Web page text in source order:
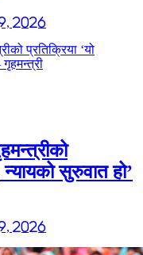
2026
न्यायको सुरुवात हो’
2026